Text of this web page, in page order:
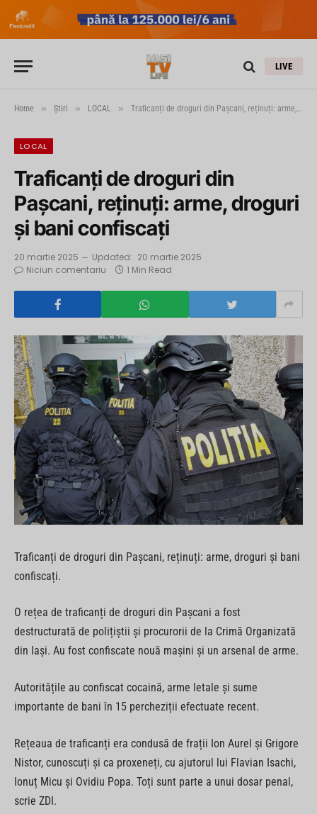
LIVE
Home » Știri » LOCAL » Traficanți de droguri din Pașcani, reținuți: arme, droguri și bani confiscați
LOCAL
Traficanți de droguri din
Pașcani, reținuți: arme, droguri
și bani confiscați
20 martie 2025 Updated: 20 martie 2025
Niciun comentariu
1 Min Read
Traficanți de droguri din Pașcani, reținuți: arme, droguri și bani
confiscați.
O rețea de traficanți de droguri din Pașcani a fost
destructurată de polițiștii și procurorii de la Crimă Organizată
din Iași. Au fost confiscate nouă mașini și un arsenal de arme.
Autoritățile au confiscat cocaină, arme letale și sume
importante de bani în 15 percheziții efectuate recent.
Rețeaua de traficanți era condusă de frații Ion Aurel și Grigore
Nistor, cunoscuți și ca proxeneți, cu ajutorul lui Flavian Isachi,
Ionuț Micu și Ovidiu Popa. Toți sunt parte a unui dosar penal,
scrie ZDI.